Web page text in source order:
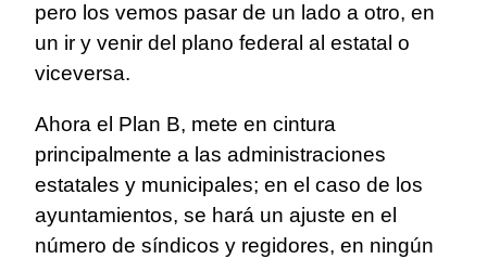
pero los vemos pasar de un lado a otro, en
un ir y venir del plano federal al estatal o
viceversa.
Ahora el Plan B, mete en cintura
principalmente a las administraciones
estatales y municipales; en el caso de los
ayuntamientos, se hará un ajuste en el
número de síndicos y regidores, en ningún